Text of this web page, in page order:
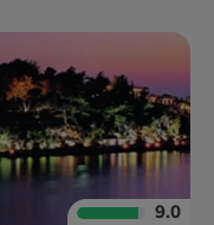
Волос
9.0